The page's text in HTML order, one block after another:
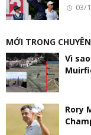
03/
MỚI TRONG
Vì
Rory